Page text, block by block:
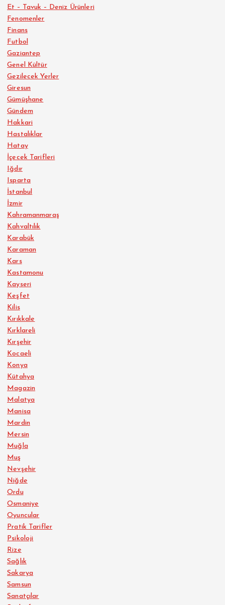
Et – Tavuk – Deniz Ürünleri
Fenomenler
Finans
Futbol
Gaziantep
Genel Kültür
Gezilecek Yerler
Giresun
Gümüşhane
Gündem
Hakkari
Hastalıklar
Hatay
İçecek Tarifleri
Iğdır
Isparta
İstanbul
İzmir
Kahramanmaraş
Kahvaltılık
Karabük
Karaman
Kars
Kastamonu
Kayseri
Keşfet
Kilis
Kırıkkale
Kırklareli
Kırşehir
Kocaeli
Konya
Kütahya
Magazin
Malatya
Manisa
Mardin
Mersin
Muğla
Muş
Nevşehir
Niğde
Ordu
Osmaniye
Oyuncular
Pratik Tarifler
Psikoloji
Rize
Sağlık
Sakarya
Samsun
Sanatçılar